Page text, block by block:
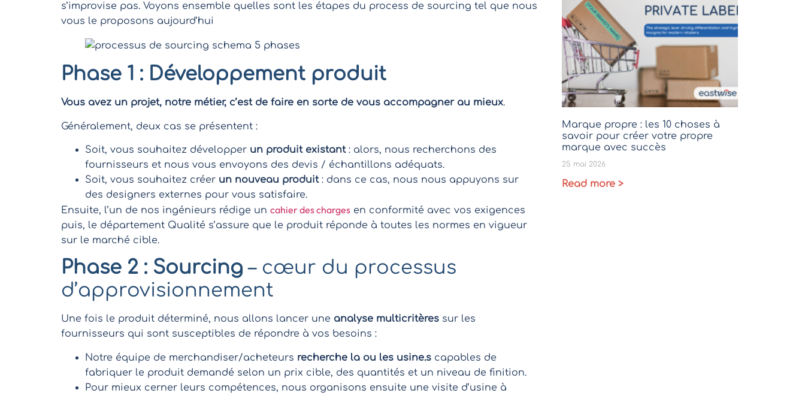
s’improvise pas. Voyons ensemble quelles sont les étapes du process de sourcing tel que nous
vous le proposons aujourd’hui
Phase 1 : Développement produit
Vous avez un projet, notre métier, c’est de faire en sorte de vous accompagner au mieux.
Généralement, deux cas se présentent :
Soit, vous souhaitez développer un produit existant: alors, nous recherchons des
fournisseurs et nous vous envoyons des devis / échantillons adéquats.
Soit, vous souhaitez créer un nouveau produit: dans ce cas, nous nous appuyons sur
des designers externes pour vous satisfaire.
Ensuite, l’un de nos ingénieurs rédige un cahier des charges en conformité avec vos exigences
puis, le département Qualité s’assure que le produit réponde à toutes les normes en vigueur
sur le marché cible.
Phase 2 : Sourcing – cœur du processus
d’approvisionnement
Une fois le produit déterminé, nous allons lancer une analyse multicritères sur les
fournisseurs qui sont susceptibles de répondre à vos besoins :
Notre équipe de merchandiser/acheteurs recherche la ou les usine.s capables de
fabriquer le produit demandé selon un prix cible, des quantités et un niveau de finition.
Pour mieux cerner leurs compétences, nous organisons ensuite une visite d’usine à
Marque propre : les 10 choses à
savoir pour créer votre propre
marque avec succès
25 mai 2026
Read more >